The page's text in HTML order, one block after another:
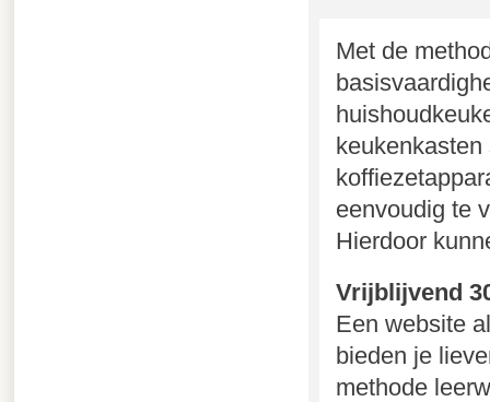
Met de
eenvoudig te
Hierdoor
Vrijblijvend
Een website
bieden je
methode